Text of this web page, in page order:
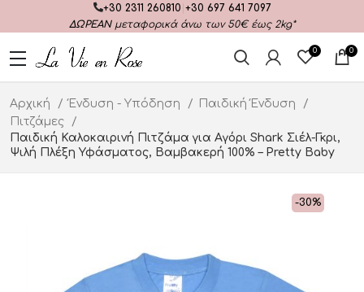
+30 2311 260810 +30 697 641 7097
ΔΩΡΕΑΝμεταφορικά άνω των 50€ έως 2kg*
0 0
Αρχική Ένδυση - Υπόδηση
Παιδική Ένδυση
Πιτζάμες
Παιδική Καλοκαιρινή Πιτζάμα για Αγόρι Shark Σιέλ-Γκρι,
Ψιλή Πλέξη Υφάσματος, Βαμβακερή 100% – Pretty Baby
-30%